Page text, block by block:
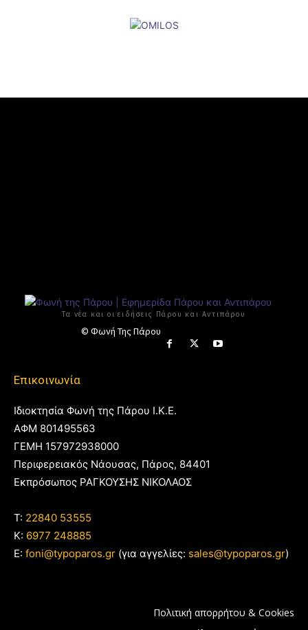
Τα νέα και οι ειδήσεις Πάρου και Αντιπάρου
© Φωνή Της Πάρου
Επικοινωνία
Ιδιοκτησία Φωνή της Πάρου Ι.Κ.Ε.
ΑΦΜ 801495563
ΓΕΜΗ 157972938000
Περιφερειακός Νάουσας, Πάρος, 84401
Εκπρόσωπος ΡΑΓΚΟΥΣΗΣ ΝΙΚΟΛΑΟΣ
T: 22840 53555
Κ: 6977 248885
E: foni@typoparos.gr (για αγγελίες: sales@typoparos.gr)
Πολιτική απορρήτου & Cookies